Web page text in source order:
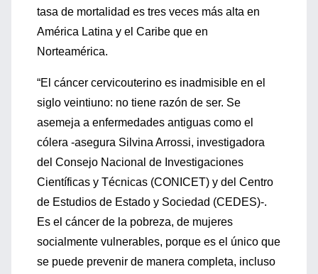
tasa de mortalidad es tres veces más alta en
América Latina y el Caribe que en
Norteamérica.
“El cáncer cervicouterino es inadmisible en el
siglo veintiuno: no tiene razón de ser. Se
asemeja a enfermedades antiguas como el
cólera -asegura Silvina Arrossi, investigadora
del Consejo Nacional de Investigaciones
Científicas y Técnicas (CONICET) y del Centro
de Estudios de Estado y Sociedad (CEDES)-.
Es el cáncer de la pobreza, de mujeres
socialmente vulnerables, porque es el único que
se puede prevenir de manera completa, incluso